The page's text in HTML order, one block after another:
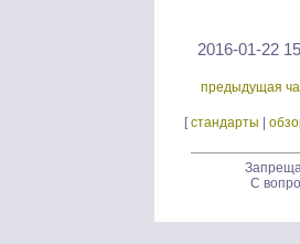
2016-01-22
предыдущая
[стандарты
С